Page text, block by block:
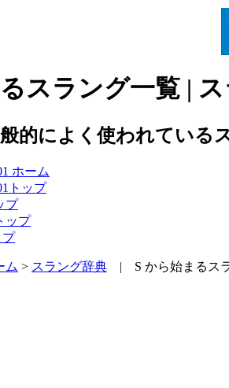
スラング一覧 |
的によく使われている
ホーム
トップ
プ
ップ
プ
ム > スラング辞典 | S から始まるス